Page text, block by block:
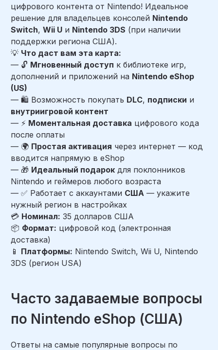
цифрового контента от Nintendo! Идеальное
решение для владельцев консолей Nintendo
Switch,Wii U и Nintendo 3DS (при наличии
поддержки региона США).
💡 Что даст вам эта карта:
— 🔓 Мгновенный доступ к библиотеке игр,
дополнений и приложений на Nintendo eShop
(US)
— 🛍️ Возможность покупать DLC, подписки и
внутриигровой контент
— ⚡ Моментальная доставка цифрового кода
после оплаты
— 🌍 Простая активация через интернет — код
вводится напрямую в eShop
— 🎁 Идеальный подарок для поклонников
Nintendo и геймеров любого возраста
— ✅ Работает с аккаунтами США — укажите
нужный регион в настройках
💳 Номинал: 35 долларов США
📦 Формат: цифровой код (электронная
доставка)
📱 Платформы: Nintendo Switch, Wii U, Nintendo
3DS (регион USA)
Часто задаваемые вопросы
по Nintendo eShop (США)
Ответы на самые популярные вопросы по